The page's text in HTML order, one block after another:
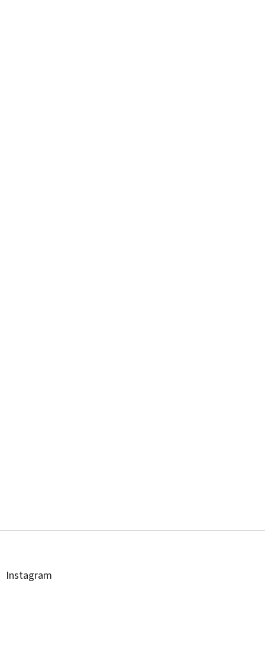
Z
Instagram